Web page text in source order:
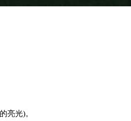
亮光)。